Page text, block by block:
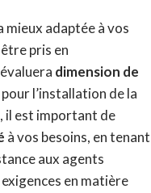
adaptée à vos
pris en
a dimension de
pour l’installation de la
il est important de
à vos besoins, en tenant
aux agents
en matière